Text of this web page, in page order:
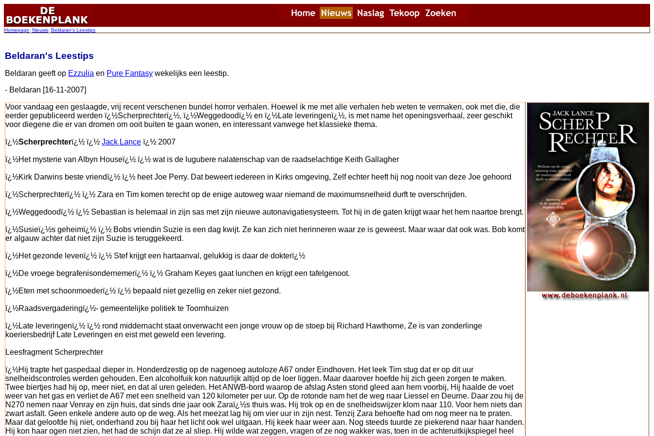
Homepage: Nieuws: Beldaran's Leestips
Beldaran's Leestips
Beldaran geeft op Ezzulia en Pure Fantasy wekelijks een leestip.
- Beldaran [16-11-2007]
Voor vandaag een geslaagde, vrij recent verschenen bundel horror verhalen. Hoewel ik me met alle verhalen heb weten te vermaken, ook met die, die
eerder gepubliceerd werden ï¿½Scherprechterï¿½, ï¿½Weggedoodï¿½ en ï¿½Late leveringenï¿½, is met name het openingsverhaal, zeer geschikt
voor diegene die er van dromen om ooit buiten te gaan wonen, en interessant vanwege het klassieke thema.
ï¿½Scherprechterï¿½ ï¿½ Jack Lance ï¿½ 2007
ï¿½Het mysterie van Albyn Houseï¿½ ï¿½ wat is de lugubere nalatenschap van de raadselachtige Keith Gallagher
ï¿½Kirk Darwins beste vriendï¿½ ï¿½ heet Joe Perry. Dat beweert iedereen in Kirks omgeving, Zelf echter heeft hij nog nooit van deze Joe gehoord
ï¿½Scherprechterï¿½ ï¿½ Zara en Tim komen terecht op de enige autoweg waar niemand de maximumsnelheid durft te overschrijden.
ï¿½Weggedoodï¿½ ï¿½ Sebastian is helemaal in zijn sas met zijn nieuwe autonavigatiesysteem. Tot hij in de gaten krijgt waar het hem naartoe brengt.
ï¿½Susieï¿½s geheimï¿½ ï¿½ Bobs vriendin Suzie is een dag kwijt. Ze kan zich niet herinneren waar ze is geweest. Maar waar dat ook was. Bob komt
er algauw achter dat niet zijn Suzie is teruggekeerd.
ï¿½Het gezonde levenï¿½ ï¿½ Stef krijgt een hartaanval, gelukkig is daar de dokterï¿½
ï¿½De vroege begrafenisondernemerï¿½ ï¿½ Graham Keyes gaat lunchen en krijgt een tafelgenoot.
ï¿½Eten met schoonmoederï¿½ ï¿½ bepaald niet gezellig en zeker niet gezond.
ï¿½Raadsvergaderingï¿½- gemeentelijke politiek te Toornhuizen
ï¿½Late leveringenï¿½ ï¿½ rond middernacht staat onverwacht een jonge vrouw op de stoep bij Richard Hawthorne, Ze is van zonderlinge
koeriersbedrijf Late Leveringen en eist met geweld een levering.
Leesfragment Scherprechter
ï¿½Hij trapte het gaspedaal dieper in. Honderdzestig op de nagenoeg autoloze A67 onder Eindhoven. Het leek Tim stug dat er op dit uur
snelheidscontroles werden gehouden. Een alcoholfuik kon natuurlijk altijd op de loer liggen. Maar daarover hoefde hij zich geen zorgen te maken.
Twee biertjes had hij op, meer niet, en dat al uren geleden. Het ANWB-bord waarop de afslag Asten stond gleed aan hem voorbij, Hij haalde de voet
weer van het gas en verliet de A67 met een snelheid van 120 kilometer per uur. Op de rotonde nam het de weg naar Liessel en Deurne. Daar zou hij de
N270 nemen naar Venray en zijn huis, dat sinds drie jaar ook Zaraï¿½s thuis was. Hij trok op en de snelheidswijzer klom naar 110. Voor hem niets dan
zwart asfalt. Geen enkele andere auto op de weg. Als het meezat lag hij om vier uur in zijn nest. Tenzij Zara behoefte had om nog meer na te praten.
Maar dat geloofde hij niet, onderhand zou bij haar het licht ook wel uitgaan. Hij keek haar weer aan. Nog steeds tuurde ze piekerend naar haar handen.
Hij kon haar ogen niet zien, het had de schijn dat ze al sliep. Hij wilde wat zeggen, vragen of ze nog wakker was, toen in de achteruitkijkspiegel heel